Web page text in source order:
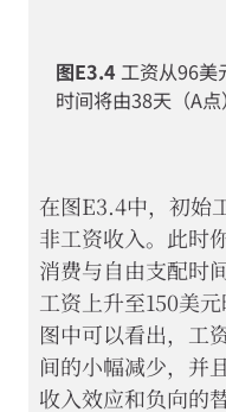
图E3.4 工资从96美
时间将由38天（A点
在图E3.4中，初始
非工资收入。此时
消费与自由支配时
工资上升至150美
图中可以看出，工
间的小幅减少，并
收入效应和负向的